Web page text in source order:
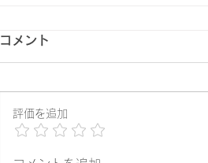
ヨムデス7月29日
コメント
評価を追加